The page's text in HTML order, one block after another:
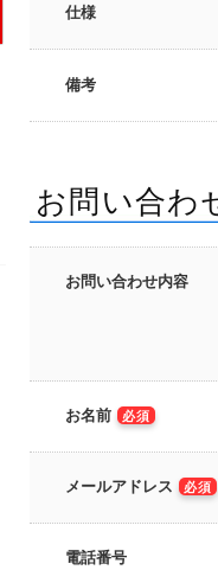
仕様
備考
お問い合わ
お問い合わせ内容
お名前 必須
メールアドレス 必須
電話番号